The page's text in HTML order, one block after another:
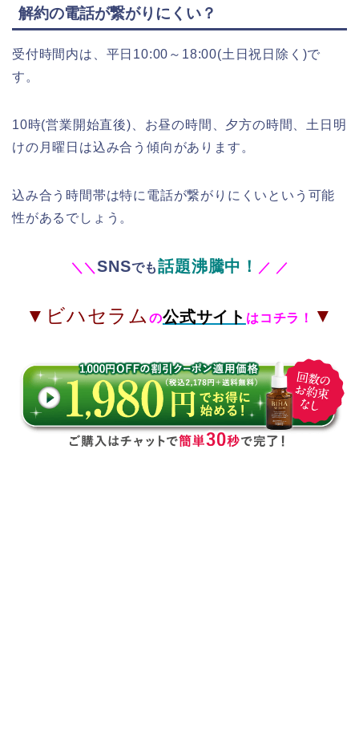
解約の電話が繋がりにくい？
受付時間内は、平日10:00～18:00(土日祝日除く)で
す。
10時(営業開始直後)、お昼の時間、夕方の時間、土日明
けの月曜日は込み合う傾向があります。
込み合う時間帯は特に電話が繋がりにくいという可能
性があるでしょう。
＼ ＼SNSでも話題沸騰中！ ／ ／
▼ビハセラムの公式サイト はコチラ！ ▼